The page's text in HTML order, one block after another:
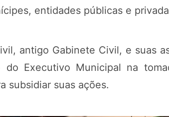
entidades públicas e
antigo Gabinete Civil, e suas
Executivo Municipal na
subsidiar suas ações.